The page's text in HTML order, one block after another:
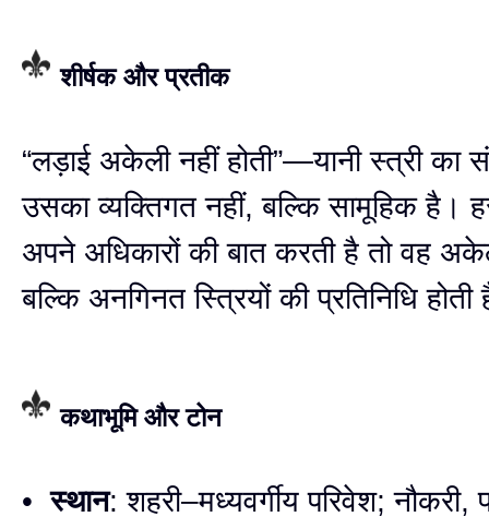
शीर्षक और प्रतीक
“लड़ाई अकेली नहीं होती”—यानी स्त्री का
उसका व्यक्तिगत नहीं, बल्कि सामूहिक है।
अपने अधिकारों की बात करती है तो वह
बल्कि अनगिनत स्त्रियों की प्रतिनिधि होती
कथाभूमि और टोन
•स्थान: शहरी–मध्यवर्गीय परिवेश; नौकरी,